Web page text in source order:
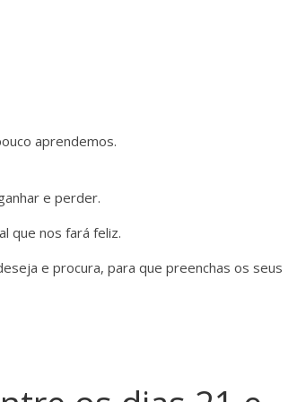
aprendemos.
e perder.
que nos fará feliz.
e procura, para que preenchas os seus